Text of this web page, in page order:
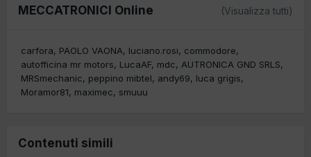
MECCATRONICI Online (Visualizza tutti)
carfora PAOLO VAONA luciano.rosi
commodore
autofficina mr motors
LucaAF mdc
AUTRONICA GND SRLS
MRSmechanic
peppino mibtel andy69
luca grigis
Moramor81
maximec smuuu
Contenuti simili